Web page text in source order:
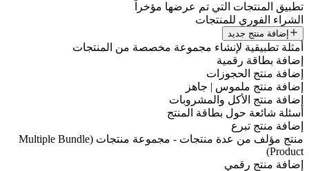
تطبيق المنتجات التي تم عرضها مؤخراً
الشراء الفوري للمنتجات
إضافة منتج جديد
أمثلة تطبيقية لإنشاء مجموعة مخصصة من المنتجات
إضافة بطاقة رقمية
إضافة منتج الحجوزات
إضافة منتج ملموس | جاهز
إضافة منتج الأكل والمشروبات
أسئلة شائعة حول بطاقة المنتج
إضافة منتج تبرع
منتج مؤلف من عدة منتجات - مجموعة منتجات (Multiple Bundle
Product)
إضافة منتج رقمي